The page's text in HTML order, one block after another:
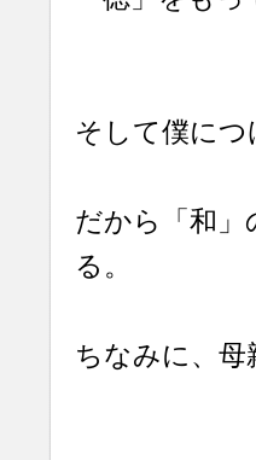
そして僕に
だから「和」
る。
ちなみに、母